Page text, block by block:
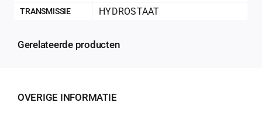
TRANSMISSIE HYDROSTAAT
Gerelateerde producten
OVERIGE INFORMATIE